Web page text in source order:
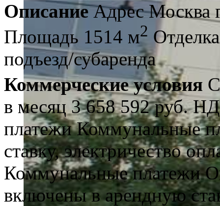
Описание Адрес Москва
Площадь 1514 м2 Отделка
подъезд/субаренда
Коммерческие условия
в месяц 3 658 592 руб.
платежи Коммунальные
ставку, электричество
Коммунальные платежи
включены в арендную